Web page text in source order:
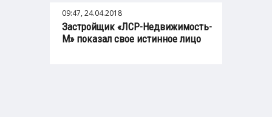
09:47, 24.04.2018
Застройщик «ЛСР-Недвижимость-
М» показал свое истинное лицо